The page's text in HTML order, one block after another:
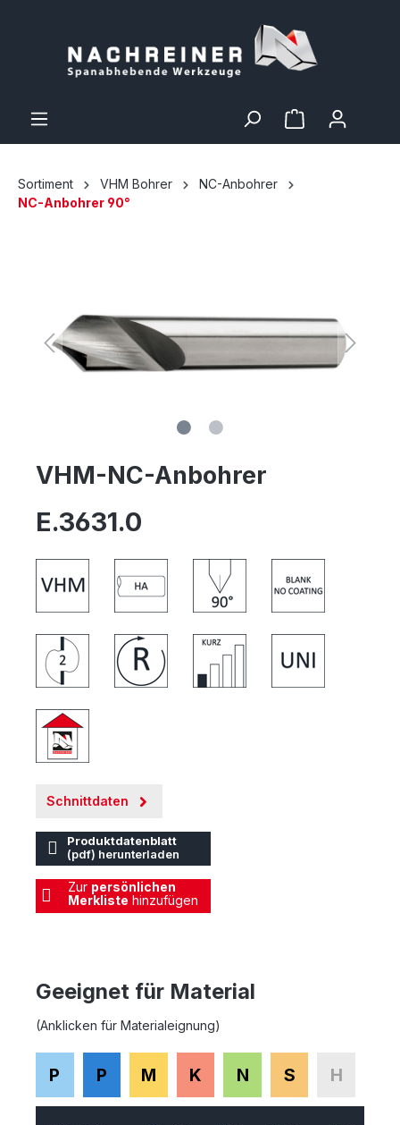
Sortiment VHM Bohrer
NC-Anbohrer
NC-Anbohrer 90°
VHM-NC-Anbohrer
E.3631.0
Schnittdaten
Produktdatenblatt
(pdf) herunterladen
Zur persönlichen
Merkliste hinzufügen
Geeignet für Material
(Anklicken für Materialeignung)
P P M K N S H